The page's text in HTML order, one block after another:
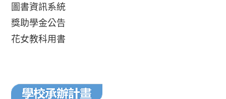
圖書資訊系統
獎助學金公告
花女教科用書